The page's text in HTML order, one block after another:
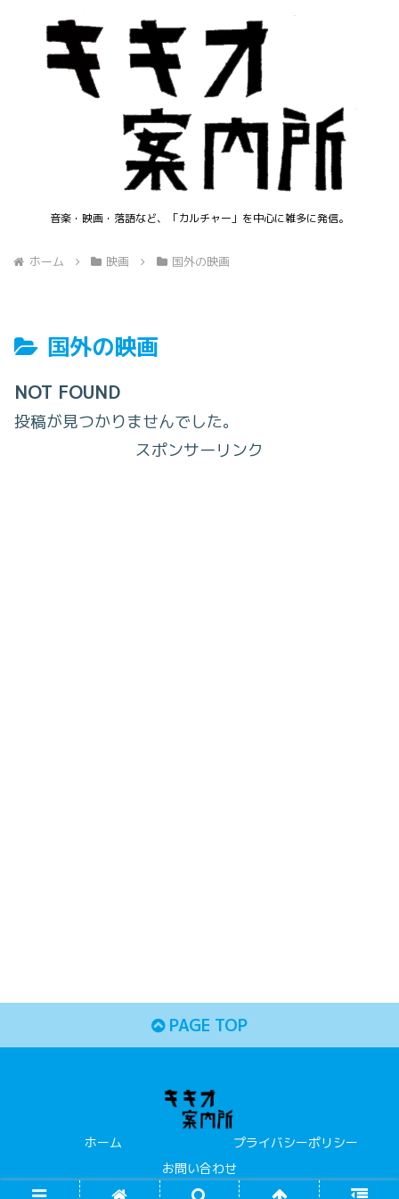
音楽・映画・落語など、「カルチャー」を中心に雑多に発信。
ホーム 映画 国外の映画
国外の映画
NOT FOUND
投稿が見つかりませんでした。
スポンサーリンク
PAGE TOP
ホーム
プライバシーポリシー
お問い合わせ